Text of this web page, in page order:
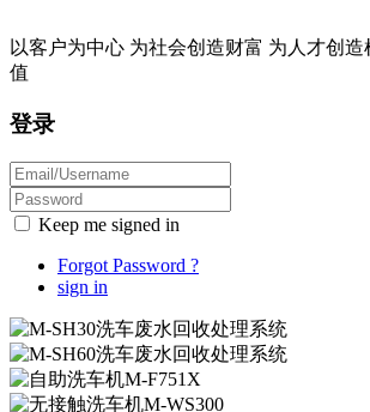
以客户为中心 为社会创造财富 为人才创
值
登录
Keep me signed in
Forgot Password ?
sign in